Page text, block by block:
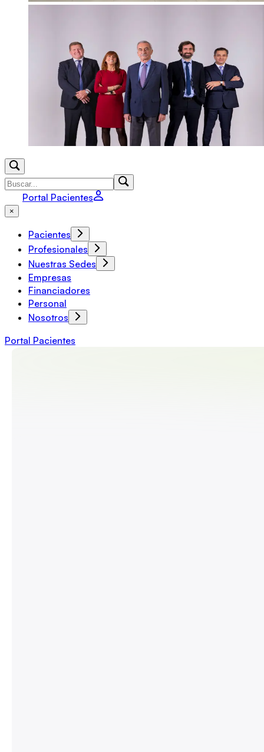
Portal Pacientes
×
Pacientes
Profesionales
Nuestras Sedes
Empresas
Financiadores
Personal
Nosotros
Portal Pacientes